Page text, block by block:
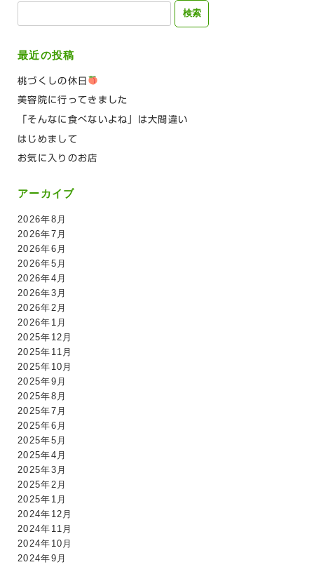
検
最近の投稿
桃づくしの休日
美容院に行ってきました
「そんなに食べないよね」は大間違い
はじめまして
お気に入りのお店
アーカイブ
2026年8月
2026年7月
2026年6月
2026年5月
2026年4月
2026年3月
2026年2月
2026年1月
2025年12月
2025年11月
2025年10月
2025年9月
2025年8月
2025年7月
2025年6月
2025年5月
2025年4月
2025年3月
2025年2月
2025年1月
2024年12月
2024年11月
2024年10月
2024年9月